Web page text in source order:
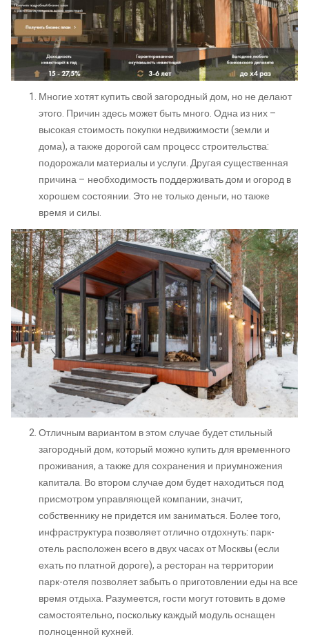
Многие хотят купить свой загородный дом, но не делают
этого. Причин здесь может быть много. Одна из них –
высокая стоимость покупки недвижимости (земли и
дома), а также дорогой сам процесс строительства:
подорожали материалы и услуги. Другая существенная
причина – необходимость поддерживать дом и огород в
хорошем состоянии. Это не только деньги, но также
время и силы.
Отличным вариантом в этом случае будет стильный
загородный дом, который можно купить для временного
проживания, а также для сохранения и приумножения
капитала. Во втором случае дом будет находиться под
присмотром управляющей компании, значит,
собственнику не придется им заниматься. Более того,
инфраструктура позволяет отлично отдохнуть: парк-
отель расположен всего в двух часах от Москвы (если
ехать по платной дороге), а ресторан на территории
парк-отеля позволяет забыть о приготовлении еды на все
время отдыха. Разумеется, гости могут готовить в доме
самостоятельно, поскольку каждый модуль оснащен
полноценной кухней.